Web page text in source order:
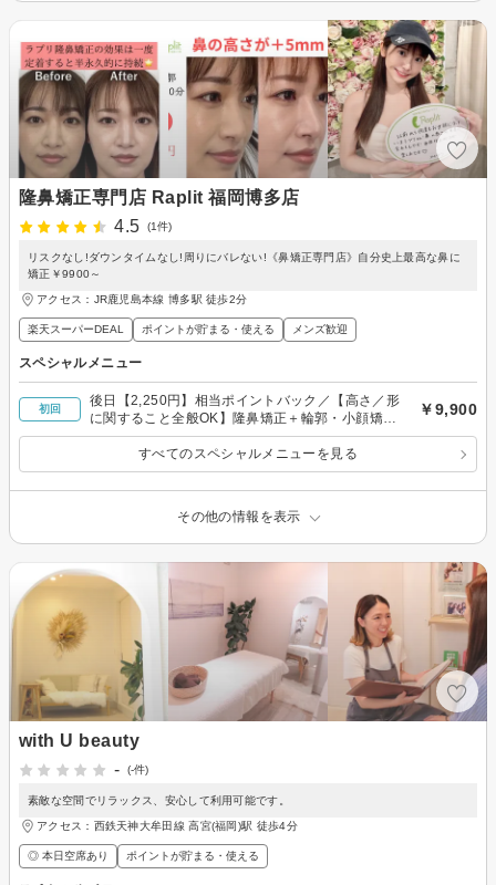
隆鼻矯正専門店 Raplit 福岡博多店
4.5
(1件)
リスクなし!ダウンタイムなし!周りにバレない!《鼻矯正専門店》自分史上最高な鼻に
矯正￥9900～
アクセス：JR鹿児島本線 博多駅 徒歩2分
楽天スーパーDEAL ポイントが貯まる・使える メンズ歓迎
スペシャルメニュー
初回
後日【2,250円】相当ポイントバック／【高さ／形
に関すること全般OK】隆鼻矯正＋輪郭・小顔矯正
40分 所要時間90分目安
￥9,900
すべてのスペシャルメニューを見る
その他の情報を表示
with U beauty
-
(-件)
素敵な空間でリラックス、安心して利用可能です。
アクセス：西鉄天神大牟田線 高宮(福岡)駅 徒歩4分
◎ 本日空席あり ポイントが貯まる・使える